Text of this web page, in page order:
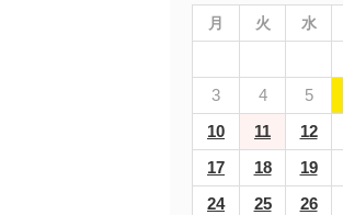
月 火 水
3
4 5
10
11 12
17
18 19
24
25 26